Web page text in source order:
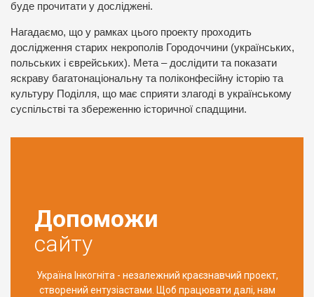
буде прочитати у досліджені.
Нагадаємо, що у рамках цього проекту проходить
дослідження старих некрополів Городоччини (українських,
польських і єврейських). Мета – дослідити та показати
яскраву багатонаціональну та поліконфесійну історію та
культуру Поділля, що має сприяти злагоді в українському
суспільстві та збереженню історичної спадщини.
Допоможи
сайту
Україна Інкогніта - незалежний краєзнавчий проект,
створений ентузіастами. Щоб працювати далі, нам